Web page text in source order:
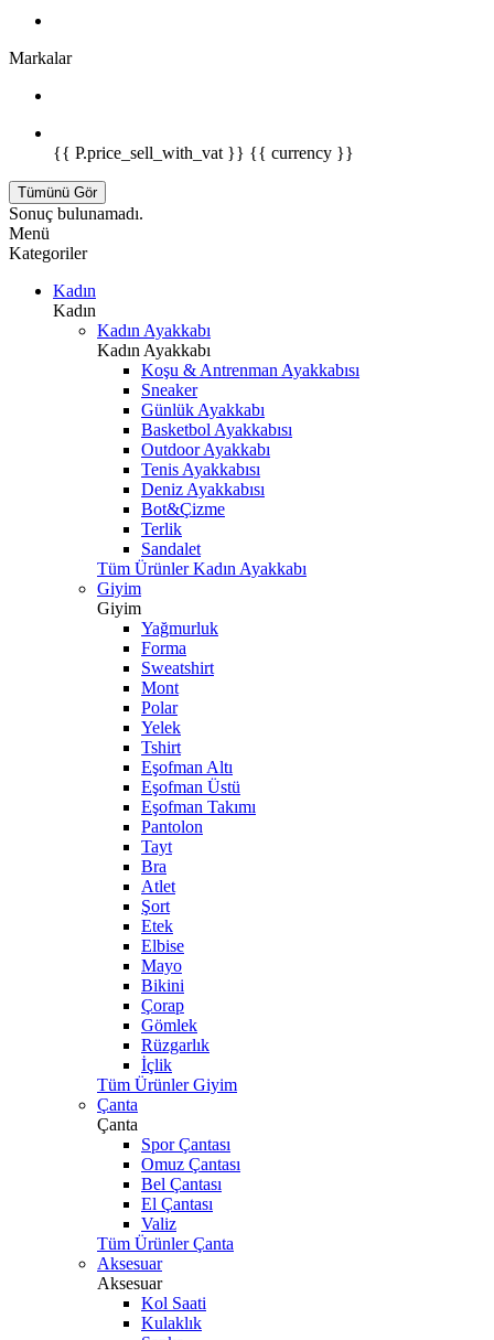
Markalar
{{ P.price_sell_with_vat }} {{ currency }}
Tümünü Gör
Sonuç bulunamadı.
Menü
Kategoriler
Kadın
Kadın
Kadın Ayakkabı
Kadın Ayakkabı
Koşu & Antrenman Ayakkabısı
Sneaker
Günlük Ayakkabı
Basketbol Ayakkabısı
Outdoor Ayakkabı
Tenis Ayakkabısı
Deniz Ayakkabısı
Bot&Çizme
Terlik
Sandalet
Tüm Ürünler Kadın Ayakkabı
Giyim
Giyim
Yağmurluk
Forma
Sweatshirt
Mont
Polar
Yelek
Tshirt
Eşofman Altı
Eşofman Üstü
Eşofman Takımı
Pantolon
Tayt
Bra
Atlet
Şort
Etek
Elbise
Mayo
Bikini
Çorap
Gömlek
Rüzgarlık
İçlik
Tüm Ürünler Giyim
Çanta
Çanta
Spor Çantası
Omuz Çantası
Bel Çantası
El Çantası
Valiz
Tüm Ürünler Çanta
Aksesuar
Aksesuar
Kol Saati
Kulaklık